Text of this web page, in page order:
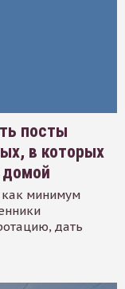
посты
в которых
домой
как минимум
дать